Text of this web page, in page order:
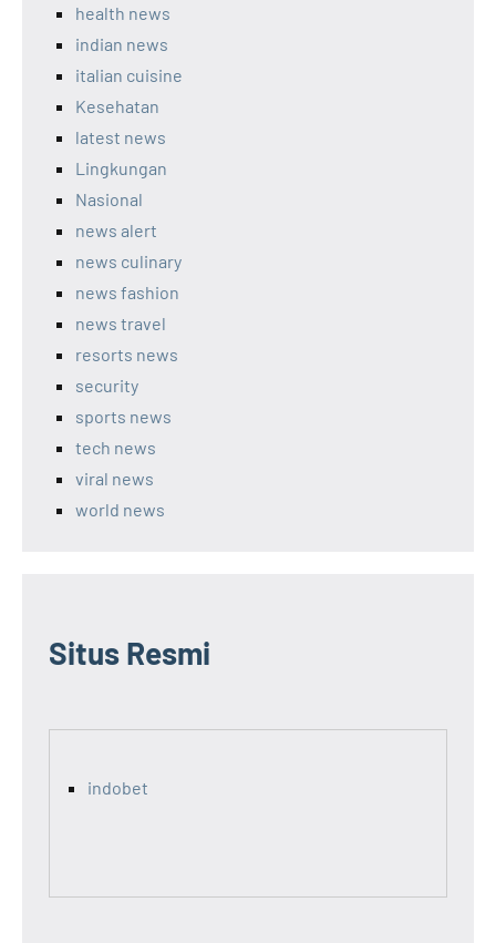
health news
indian news
italian cuisine
Kesehatan
latest news
Lingkungan
Nasional
news alert
news culinary
news fashion
news travel
resorts news
security
sports news
tech news
viral news
world news
Situs Resmi
indobet